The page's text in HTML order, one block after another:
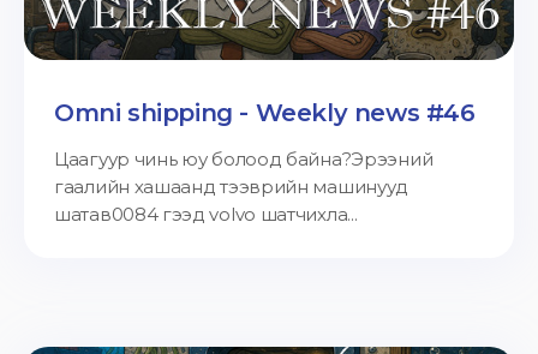
Omni shipping - Weekly news #46
Цаагуур чинь юу болоод байна?Эрээний
гаалийн хашаанд тээврийн машинууд
шатав0084 гээд volvo шатчихла...